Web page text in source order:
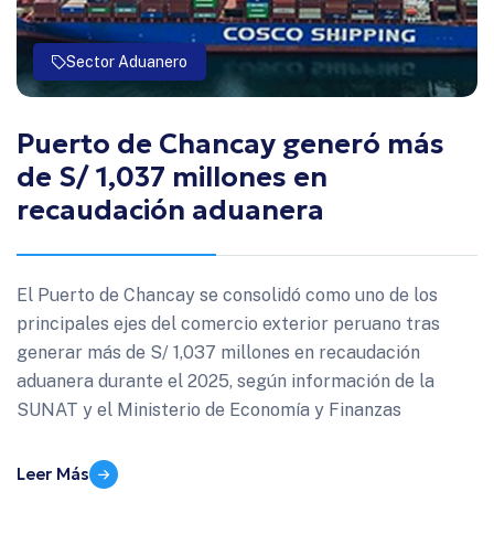
Sector Aduanero
Puerto de Chancay generó más
de S/ 1,037 millones en
recaudación aduanera
El Puerto de Chancay se consolidó como uno de los
principales ejes del comercio exterior peruano tras
generar más de S/ 1,037 millones en recaudación
aduanera durante el 2025, según información de la
SUNAT y el Ministerio de Economía y Finanzas
Leer Más